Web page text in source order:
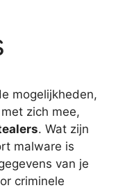
mogelijkheden,
zich mee,
. Wat zijn
malware is
van je
criminele